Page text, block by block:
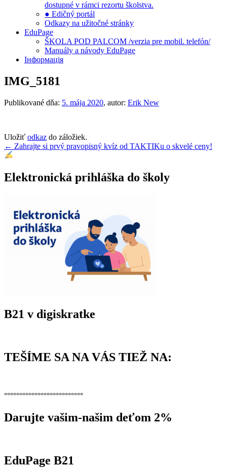
dostupné v rámci rezortu školstva.
● Edičný portál
Odkazy na užitočné stránky
EduPage
ŠKOLA POD PALCOM /verzia pre mobil. telefón/
Manuály a návody EduPage
Інформація
IMG_5181
Publikované dňa: 5. mája 2020, autor: Erik New
Uložiť odkaz do záložiek.
Navigácia
v
článku
← Zahrajte si prvý pravopisný kvíz od TAKTIKu o skvelé ceny!
Elektronická prihláška do školy
B21 v digiskratke
TEŠÍME SA NA VÁS TIEŽ NA:
°°°°°°°°°°°°°°°°°°°°°°°°°°
Darujte vašim-našim deťom 2%
EduPage B21